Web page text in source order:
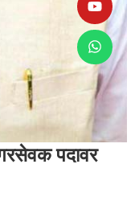
पदावर